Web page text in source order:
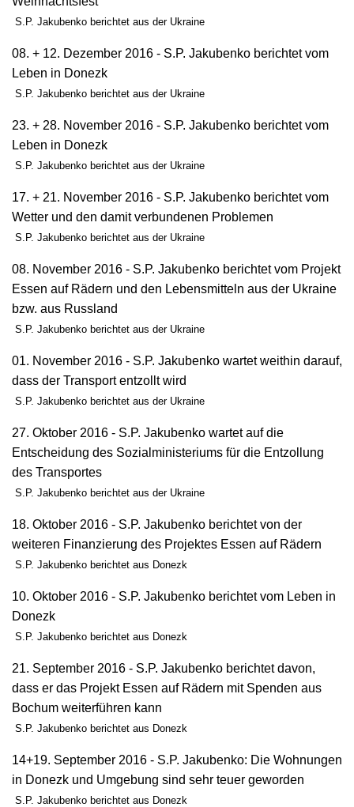
S.P. Jakubenko berichtet aus der Ukraine
08. + 12. Dezember 2016 - S.P. Jakubenko berichtet vom
Leben in Donezk
S.P. Jakubenko berichtet aus der Ukraine
23. + 28. November 2016 - S.P. Jakubenko berichtet vom
Leben in Donezk
S.P. Jakubenko berichtet aus der Ukraine
17. + 21. November 2016 - S.P. Jakubenko berichtet vom
Wetter und den damit verbundenen Problemen
S.P. Jakubenko berichtet aus der Ukraine
08. November 2016 - S.P. Jakubenko berichtet vom Projekt
Essen auf Rädern und den Lebensmitteln aus der Ukraine
bzw. aus Russland
S.P. Jakubenko berichtet aus der Ukraine
01. November 2016 - S.P. Jakubenko wartet weithin darauf,
dass der Transport entzollt wird
S.P. Jakubenko berichtet aus der Ukraine
27. Oktober 2016 - S.P. Jakubenko wartet auf die
Entscheidung des Sozialministeriums für die Entzollung
des Transportes
S.P. Jakubenko berichtet aus der Ukraine
18. Oktober 2016 - S.P. Jakubenko berichtet von der
weiteren Finanzierung des Projektes Essen auf Rädern
S.P. Jakubenko berichtet aus Donezk
10. Oktober 2016 - S.P. Jakubenko berichtet vom Leben in
Donezk
S.P. Jakubenko berichtet aus Donezk
21. September 2016 - S.P. Jakubenko berichtet davon,
dass er das Projekt Essen auf Rädern mit Spenden aus
Bochum weiterführen kann
S.P. Jakubenko berichtet aus Donezk
14+19. September 2016 - S.P. Jakubenko: Die Wohnungen
in Donezk und Umgebung sind sehr teuer geworden
S.P. Jakubenko berichtet aus Donezk